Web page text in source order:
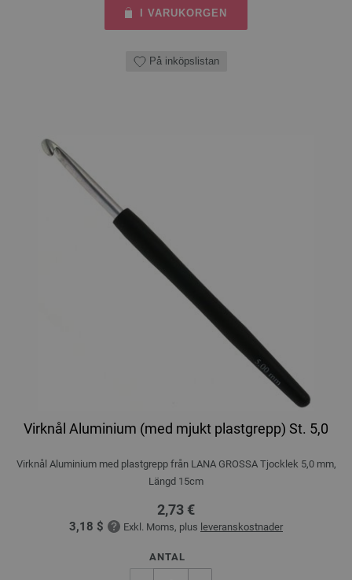
I VARUKORGEN
På inköpslistan
Virknål Aluminium (med mjukt plastgrepp) St. 5,0
Virknål Aluminium med plastgrepp från LANA GROSSA Tjocklek 5,0 mm,
Längd 15cm
2,73 €
3,18 $ Exkl. Moms, plus leveranskostnader
ANTAL